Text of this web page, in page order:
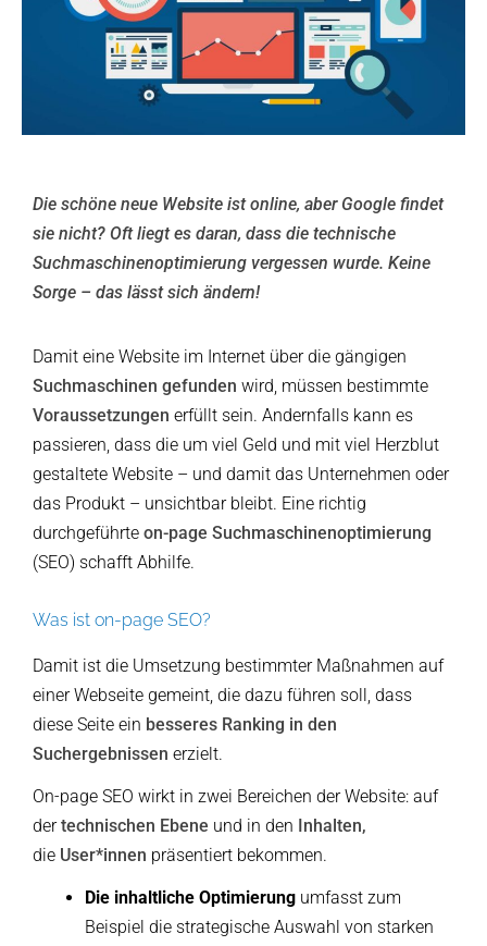
Die schöne neue Website ist online, aber Google findet
sie nicht? Oft liegt es daran, dass die technische
Suchmaschinenoptimierung vergessen wurde. Keine
Sorge – das lässt sich ändern!
Damit eine Website im Internet über die gängigen
Suchmaschinen gefunden wird, müssen bestimmte
Voraussetzungen erfüllt sein. Andernfalls kann es
passieren, dass die um viel Geld und mit viel Herzblut
gestaltete Website – und damit das Unternehmen oder
das Produkt – unsichtbar bleibt. Eine richtig
durchgeführte on-page Suchmaschinenoptimierung
(SEO) schafft Abhilfe.
Was ist on-page SEO?
Damit ist die Umsetzung bestimmter Maßnahmen auf
einer Webseite gemeint, die dazu führen soll, dass
diese Seite ein besseres Ranking in den
Suchergebnissen erzielt.
On-page SEO wirkt in zwei Bereichen der Website: auf
dertechnischen Ebene und in den Inhalten,
die User*innen präsentiert bekommen.
Die inhaltliche Optimierung umfasst zum
Beispiel die strategische Auswahl von starken